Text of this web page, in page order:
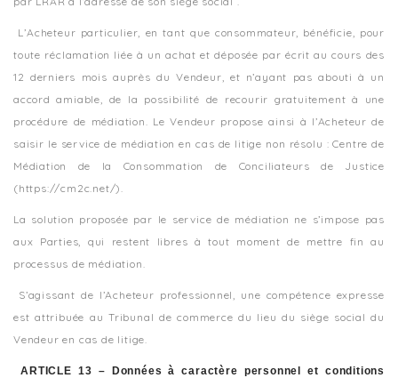
L’Acheteur particulier, en tant que consommateur, bénéficie, pour
toute réclamation liée à un achat et déposée par écrit au cours des
12 derniers mois auprès du Vendeur, et n’ayant pas abouti à un
accord amiable, de la possibilité de recourir gratuitement à une
procédure de médiation. Le Vendeur propose ainsi à l’Acheteur de
saisir le service de médiation en cas de litige non résolu : Centre de
Médiation de la Consommation de Conciliateurs de Justice
(https://cm2c.net/).
La solution proposée par le service de médiation ne s’impose pas
aux Parties, qui restent libres à tout moment de mettre fin au
processus de médiation.
S’agissant de l’Acheteur professionnel, une compétence expresse
est attribuée au Tribunal de commerce du lieu du siège social du
Vendeur en cas de litige.
ARTICLE 13 – Données à caractère personnel et conditions